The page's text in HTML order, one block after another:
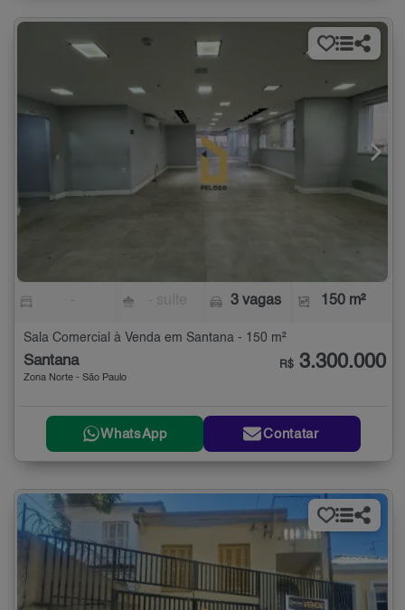
3 vagas 150 m²
Sala Comercial à Venda em Santana - 150 m²
Santana
Zona Norte - São Paulo
R$ 3.300.000
WhatsApp Contatar